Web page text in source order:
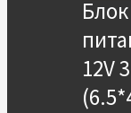
Блок
12V